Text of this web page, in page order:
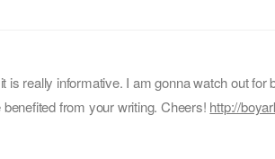
is really informative. I am gonna watch out for
from your writing. Cheers! http://